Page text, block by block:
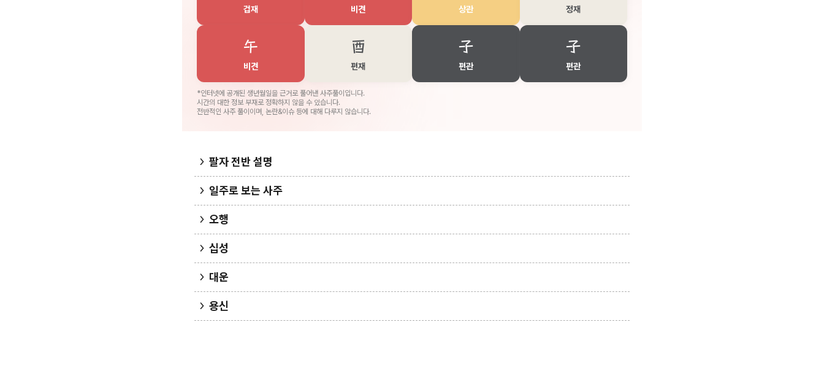
겁재
午
비견
비견
酉
편재
상관
子
편관
정재
子
편관
*인터넷에 공개된 생년월일을 근거로 풀어낸 사주풀이입니다.
시간의 대한 정보 부재로 정확하지 않을 수 있습니다.
전반적인 사주 풀이이며, 논란&이슈 등에 대해 다루지 않습니다.
팔자 전반 설명
일주로 보는 사주
오행
십성
대운
용신